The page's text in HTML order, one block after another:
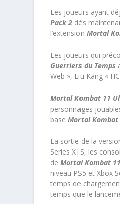
Les joueurs ayant
Pack 2 dès
l’extensionMortal
Les joueurs qui
Guerriers du Temps
Web », Liu Kang «
Mortal Kombat 11
personnages
baseMortal Kombat
La sortie de la
Series X|S, les
deMortal Kombat 11
niveau PS5 et Xbox
temps de
temps que le